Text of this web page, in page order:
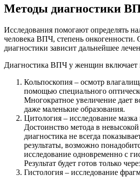
Методы диагностики
Исследования помогают определять
человека ВПЧ, степень онкогенности.
диагностики зависит дальнейшее
Диагностика ВПЧ у женщин включает
Кольпоскопия – осмотр
помощью специального
Многократное увеличение дает
даже маленькие образования.
Цитология – исследование
Достоинство метода в
диагностика не всегда
результаты, возможно
исследование одновременно с
Результат будет готов только
Гистология – исследование